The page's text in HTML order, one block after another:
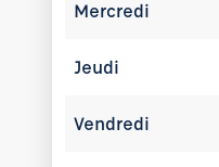
Mercredi
Jeudi
Vendredi